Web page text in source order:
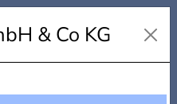
Karte Liste
& Co KG